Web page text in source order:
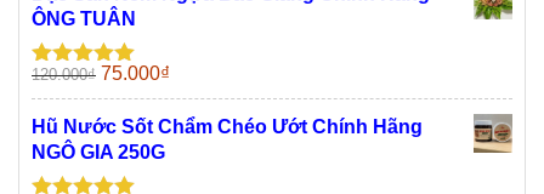
2.000.000₫.
ÔNG TUÂN
Được xếp
hạng5.005
sao
120.000₫ Giá
gốc
là:
120.000₫.
75.000₫
hiện
tại
Hũ Nước Sốt Chẩm Chéo Ướt Chính Hãng
NGÔ GIA 250G